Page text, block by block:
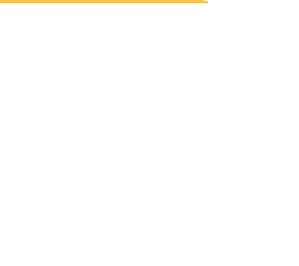
Twitter
conjuntos y no ha